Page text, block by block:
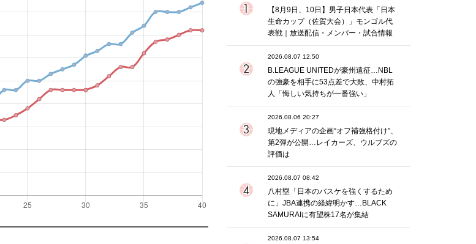
【8月9日、10日】男子日本代表「日本
生命カップ（佐賀大会）」モンゴル代
表戦｜放送配信・メンバー・試合情報
2026.08.07 12:50
B.LEAGUE UNITEDが豪州遠征…NBL
の強豪を相手に53点差で大敗、中村拓
人「悔しい気持ちが一番強い」
2026.08.06 20:27
現地メディアの企画“オフ補強格付け”、
第2弾が公開…レイカーズ、ウルブズの
評価は
2026.08.07 08:42
八村塁「日本のバスケを強くするため
に」JBA連携の経緯明かす…BLACK
SAMURAIに有望株17名が集結
2026.08.07 13:54